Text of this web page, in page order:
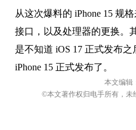
从这次爆料的 iPhone 15 规
接口，以及处理器的更换。
是不知道 iOS 17 正式发布
iPhone 15 正式发布了。
本文编辑
©本文著作权归电手所有，未